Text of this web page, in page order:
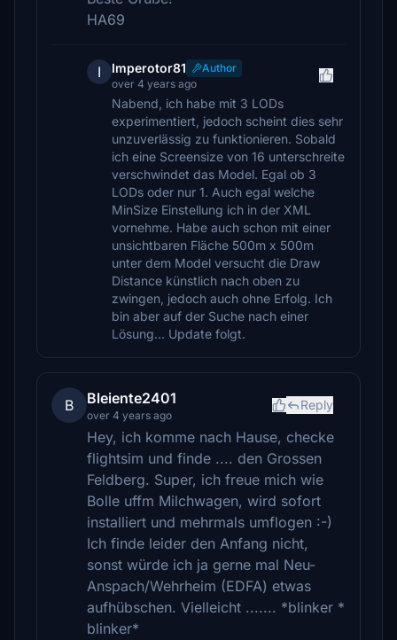
HA69
I Imperotor81
Author
over 4 years ago
Nabend, ich habe mit 3 LODs
experimentiert, jedoch scheint dies sehr
unzuverlässig zu funktionieren. Sobald
ich eine Screensize von 16 unterschreite
verschwindet das Model. Egal ob 3
LODs oder nur 1. Auch egal welche
MinSize Einstellung ich in der XML
vornehme. Habe auch schon mit einer
unsichtbaren Fläche 500m x 500m
unter dem Model versucht die Draw
Distance künstlich nach oben zu
zwingen, jedoch auch ohne Erfolg. Ich
bin aber auf der Suche nach einer
Lösung... Update folgt.
B Bleiente2401
over 4 years ago
Reply
Hey, ich komme nach Hause, checke
flightsim und finde .... den Grossen
Feldberg. Super, ich freue mich wie
Bolle uffm Milchwagen, wird sofort
installiert und mehrmals umflogen :-)
Ich finde leider den Anfang nicht,
sonst würde ich ja gerne mal Neu-
Anspach/Wehrheim (EDFA) etwas
aufhübschen. Vielleicht ....... *blinker *
blinker*